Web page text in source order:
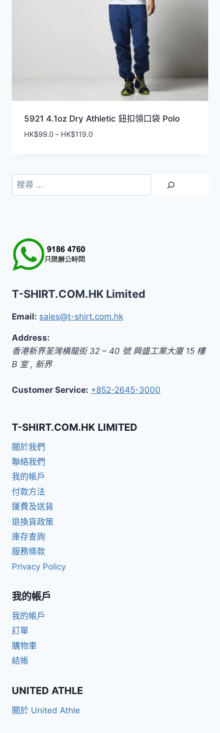
5921 4.1oz Dry Athletic 鈕扣領口袋 Polo
HK$99.0 – HK$119.0價
搜
尋
T-SHIRT.COM.HK Limited
Email: sales@t-shirt.com.hk
Address:
香港新界荃灣橫龍街 32 – 40 號 興盛工業大廈 15 樓
B 室, 新界
Customer Service: +852-2645-3000
T-SHIRT.COM.HK LIMITED
關於我們
聯絡我們
我的帳戶
付款方法
運費及送貨
退換貨政策
庫存查詢
服務條款
Privacy Policy
我的帳戶
我的帳戶
訂單
購物車
結帳
UNITED ATHLE
關於 United Athle